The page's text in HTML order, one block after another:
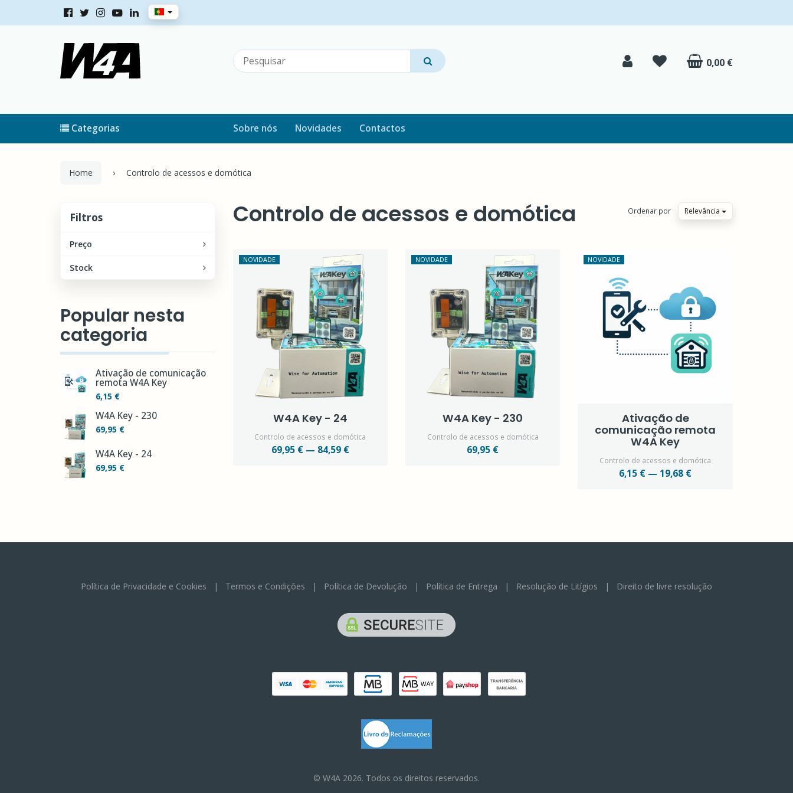
0,00 €
Sobre nós Novidades Contactos
Categorias
Home Controlo de acessos e domótica
Filtros
Preço
Stock
Popular nesta
categoria
Ativação de comunicação
remota W4A Key
6,15 €
W4A Key - 230
69,95 €
W4A Key - 24
69,95 €
Controlo de acessos e domótica Ordenar por Relevância
NOVIDADE
W4A Key - 24
Controlo de acessos e domótica
69,95 € — 84,59 €
NOVIDADE
W4A Key - 230
Controlo de acessos e domótica
69,95 €
NOVIDADE
Ativação de
comunicação remota
W4A Key
Controlo de acessos e domótica
6,15 € — 19,68 €
Política de Privacidade e Cookies | Termos e Condições | Política de Devolução | Política de Entrega | Resolução de Litígios | Direito de livre resolução
© W4A 2026. Todos os direitos reservados.